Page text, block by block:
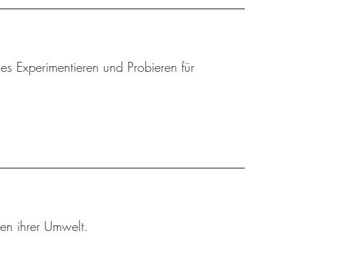
Experimentieren und Probieren für
ihrer Umwelt.